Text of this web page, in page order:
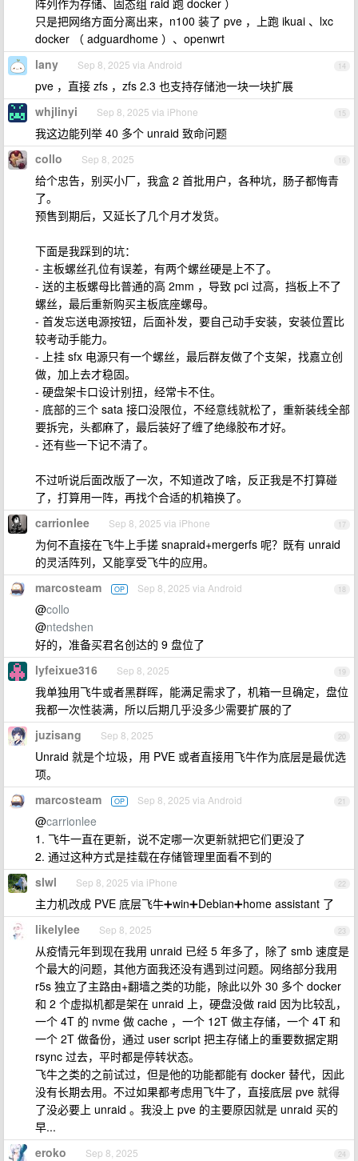
阵列作为存储、固态组 raid 跑 docker ）
只是把网络方面分离出来，n100 装了 pve ，上跑 ikuai 、lxc
docker （ adguardhome ）、openwrt
14
lany Sep 8, 2025 via Android
pve ，直接 zfs ，zfs 2.3 也支持存储池一块一块扩展
15
whjlinyi Sep 8, 2025 via iPhone
我这边能列举 40 多个 unraid 致命问题
16
collo Sep 8, 2025
给个忠告，别买小厂，我盒 2 首批用户，各种坑，肠子都悔青
了。
预售到期后，又延长了几个月才发货。
下面是我踩到的坑：
- 主板螺丝孔位有误差，有两个螺丝硬是上不了。
- 送的主板螺母比普通的高 2mm ，导致 pci 过高，挡板上不了
螺丝，最后重新购买主板底座螺母。
- 首发忘送电源按钮，后面补发，要自己动手安装，安装位置比
较考动手能力。
- 上挂 sfx 电源只有一个螺丝，最后群友做了个支架，找嘉立创
做，加上去才稳固。
- 硬盘架卡口设计别扭，经常卡不住。
- 底部的三个 sata 接口没限位，不经意线就松了，重新装线全部
要拆完，头都麻了，最后装好了缠了绝缘胶布才好。
- 还有些一下记不清了。
不过听说后面改版了一次，不知道改了啥，反正我是不打算碰
了，打算用一阵，再找个合适的机箱换了。
17
carrionlee Sep 8, 2025 via iPhone
为何不直接在飞牛上手搓 snapraid+mergerfs 呢？既有 unraid
的灵活阵列，又能享受飞牛的应用。
18
marcosteam OP Sep 8, 2025 via Android
@collo
@ntedshen
好的，准备买君名创达的 9 盘位了
19
lyfeixue316 Sep 8, 2025
我单独用飞牛或者黑群晖，能满足需求了，机箱一旦确定，盘位
我都一次性装满，所以后期几乎没多少需要扩展的了
20
juzisang Sep 8, 2025
Unraid 就是个垃圾，用 PVE 或者直接用飞牛作为底层是最优选
项。
21
marcosteam OP Sep 8, 2025 via Android
@carrionlee
1. 飞牛一直在更新，说不定哪一次更新就把它们更没了
2. 通过这种方式是挂载在存储管理里面看不到的
22
slwl Sep 8, 2025 via iPhone
主力机改成 PVE 底层飞牛➕win➕Debian➕home assistant 了
23
likelylee Sep 8, 2025
从疫情元年到现在我用 unraid 已经 5 年多了，除了 smb 速度是
个最大的问题，其他方面我还没有遇到过问题。网络部分我用
r5s 独立了主路由+翻墙之类的功能，除此以外 30 多个 docker
和 2 个虚拟机都是架在 unraid 上，硬盘没做 raid 因为比较乱，
一个 4T 的 nvme 做 cache ，一个 12T 做主存储，一个 4T 和
一个 2T 做备份，通过 user script 把主存储上的重要数据定期
rsync 过去，平时都是停转状态。
飞牛之类的之前试过，但是他的功能都能有 docker 替代，因此
没有长期去用。不过如果都考虑用飞牛了，直接底层 pve 就得
了没必要上 unraid 。我没上 pve 的主要原因就是 unraid 买的
早...
24
eroko Sep 8, 2025